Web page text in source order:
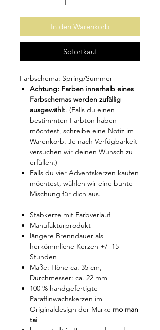
In den Warenkorb
Sofortkauf
Farbschema: Spring/Summer
Achtung: Farben innerhalb eines
Farbschemas werden zufällig
ausgewählt. (Falls du einen
bestimmten Farbton haben
möchtest, schreibe eine Notiz im
Warenkorb. Je nach Verfügbarkeit
versuchen wir deinen Wunsch zu
erfüllen.)
Falls du vier Adventskerzen kaufen
möchtest, wählen wir eine bunte
Mischung für dich aus.
Stabkerze mit Farbverlauf
Manufakturprodukt
längere Brenndauer als
herkömmliche Kerzen +/- 15
Stunden
Maße: Höhe ca. 35 cm,
Durchmesser: ca. 22 mm
100 % handgefertigte
Paraffinwachskerzen im
Originaldesign der Marke mo man
tai